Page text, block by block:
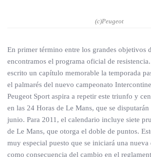
(c)Peugeot
En primer término entre los grandes objetivos
encontramos el programa oficial de
escrito un capítulo memorable la temporada
el palmarés del nuevo campeonato
Peugeot Sport aspira a repetir este triunfo y
en las 24 Horas de Le Mans, que se
junio. Para 2011, el calendario incluye siete
de Le Mans, que otorga el doble de puntos.
muy especial puesto que se iniciará una nueva
como consecuencia del cambio en el